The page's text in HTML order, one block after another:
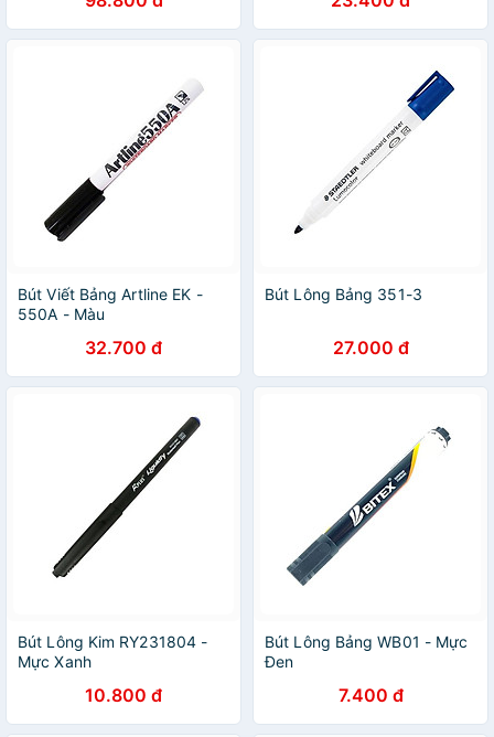
Bút Viết Bảng Artline EK -
550A - Màu
32.700 đ
Bút Lông Bảng 351-3
27.000 đ
Bút Lông Kim RY231804 -
Mực Xanh
10.800 đ
Bút Lông Bảng WB01 - Mực
Đen
7.400 đ